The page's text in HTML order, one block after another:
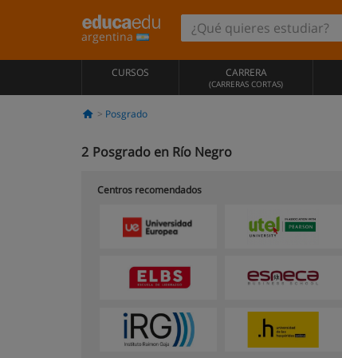
argentina
CURSOS CARRERA
(CARRERAS CORTAS)
Posgrado
2 Posgrado en Río Negro
Centros recomendados